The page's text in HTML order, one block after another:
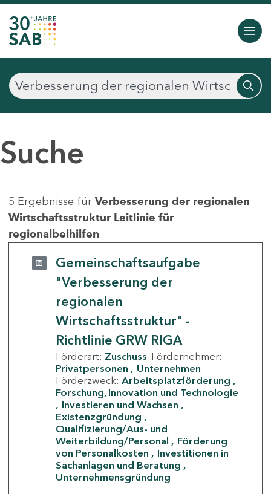
Suche
5 Ergebnisse für Verbesserung der regionalen
Wirtschaftsstruktur Leitlinie für
regionalbeihilfen
Gemeinschaftsaufgabe
"Verbesserung der
regionalen
Wirtschaftsstruktur" -
Richtlinie GRW RIGA
Förderart: Zuschuss Fördernehmer:
Privatpersonen
Unternehmen
Förderzweck: Arbeitsplatzförderung
Forschung, Innovation und Technologie
Investieren und Wachsen
Existenzgründung
Qualifizierung/Aus- und
Weiterbildung/Personal
Förderung
von Personalkosten
Investitionen in
Sachanlagen und Beratung
Unternehmensgründung